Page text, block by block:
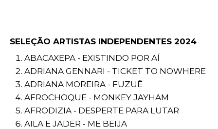
SELEÇÃO ARTISTAS INDEPENDENTES 2024
ABACAXEPA - EXISTINDO POR AÍ
ADRIANA GENNARI - TICKET TO NOWHERE
ADRIANA MOREIRA - FUZUÊ
AFROCHOQUE - MONKEY JAYHAM
AFRODIZIA - DESPERTE PARA LUTAR
AILA E JADER - ME BEIJA